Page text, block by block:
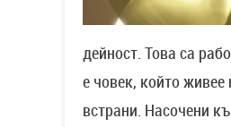
дейност. Това са
е човек, който
встрани. Насочени